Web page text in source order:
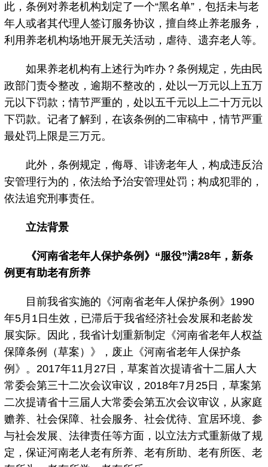
此，条例对养老机构划定了一个“黑名单”，包括未与老
年人或者其代理人签订服务协议，擅自终止养老服务，
利用养老机构场地开展无关活动，虐待、遗弃老人等。
如果养老机构有上述行为咋办？条例规定，先由民
政部门责令整改，逾期不整改的，处以一万元以上五万
元以下罚款；情节严重的，处以五千元以上二十万元以
下罚款。记者了解到，在该条例的二审稿中，情节严重
最处罚上限是三万元。
此外，条例规定，侮辱、诽谤老年人，构成违反治
安管理行为的，依法给予治安管理处罚；构成犯罪的，
依法追究刑事责任。
立法背景
《河南省老年人保护条例》“服役”满28年，新条
例更有助老有所养
目前我省实施的《河南省老年人保护条例》1990
年5月1日生效，已滞后于我省经济社会发展和老龄发
展实际。因此，我省计划重新制定《河南省老年人权益
保障条例（草案）》，废止《河南省老年人保护条
例》。2017年11月27日，草案首次提请省十二届人大
常委会第三十二次会议审议，2018年7月25日，草案第
二次提请省十三届人大常委会第五次会议审议，从家庭
赡养、社会保障、社会服务、社会优待、宜居环境、参
与社会发展、法律责任等方面，以立法方式重新做了规
定，保证河南老人老有所养、老有所助、老有所医、老